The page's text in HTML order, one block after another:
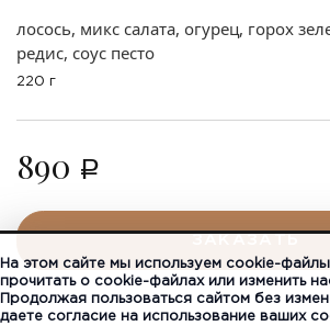
лосось, микс салата, огурец, горох
редис, соус песто
220 г
890 a
На этом сайте мы используем cookie-
прочитать о cookie-файлах или изменить
Продолжая пользоваться сайтом без
даете согласие на использование ваших